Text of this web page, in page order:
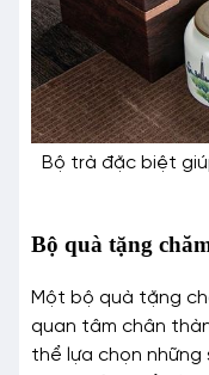
Bộ trà đặc biệt
Bộ quà tặng
Một bộ quà tặng
quan tâm chân
thể lựa chọn những